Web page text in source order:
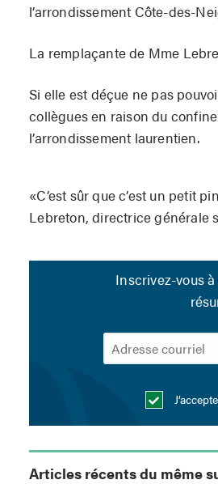
l’arrondissement Côte-des-
La remplaçante de Mme
Si elle est déçue ne pas
collègues en raison du
l’arrondissement laurentien.
«C’est sûr que c’est un petit
Lebreton, directrice générale
Inscrivez-vous
Articles récents du même